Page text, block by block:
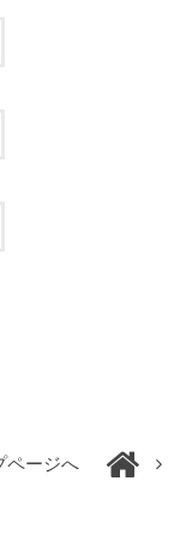
ページへ